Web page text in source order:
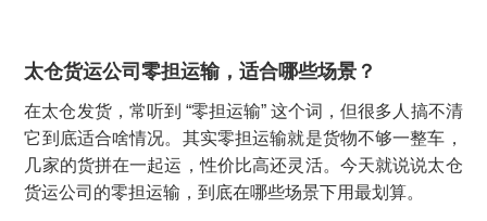
太仓货运公司零担运输，适合哪些场景？
在太仓发货，常听到 “零担运输” 这个词，但很多人搞不清
它到底适合啥情况。其实零担运输就是货物不够一整车，
几家的货拼在一起运，性价比高还灵活。今天就说说太仓
货运公司的零担运输，到底在哪些场景下用最划算。